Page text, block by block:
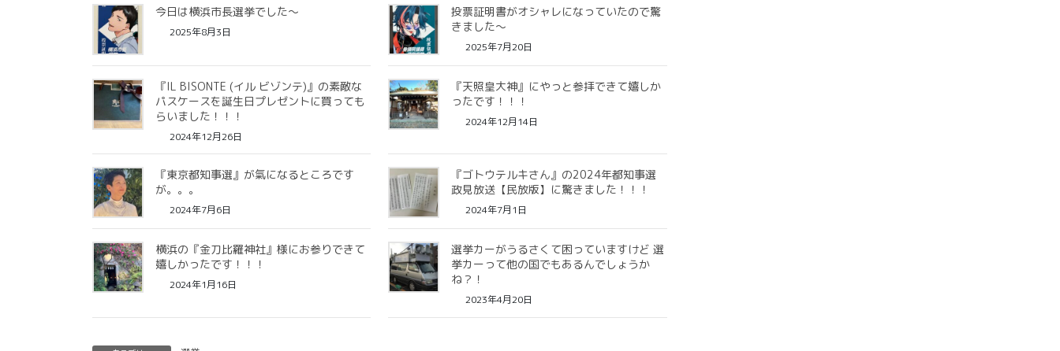
今日は横浜市長選挙でした〜
2025年8月3日
投票証明書がオシャレになっていたので驚
きました〜
2025年7月20日
『IL BISONTE (イル ビゾンテ)』の素敵な
パスケースを誕生日プレゼントに買っても
らいました！！！
2024年12月26日
『天照皇大神』にやっと参拝できて嬉しか
ったです！！！
2024年12月14日
『東京都知事選』が氣になるところです
が。。。
2024年7月6日
『ゴトウテルキさん』の2024年都知事選
政見放送【民放版】に驚きました！！！
2024年7月1日
横浜の『金刀比羅神社』様にお参りできて
嬉しかったです！！！
2024年1月16日
選挙カーがうるさくて困っていますけど 選
挙カーって他の国でもあるんでしょうか
ね？！
2023年4月20日